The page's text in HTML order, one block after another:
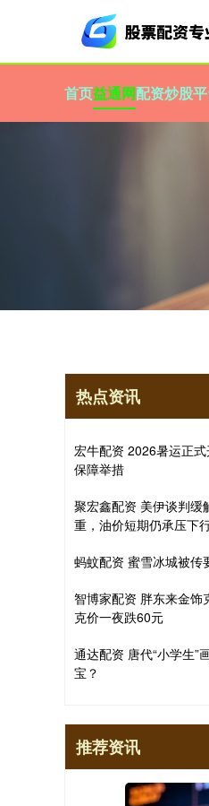
首页益通网配资炒股
热点资讯
宏牛配资 2026暑运正
保障举措
聚宏鑫配资 美伊谈判缓
重，油价短期仍承压下
蚂蚊配资 蜜雪冰城被传
智博家配资 胖东来金饰
克价一夜跌60元
通达配资 唐代“小学生”
宝？
推荐资讯